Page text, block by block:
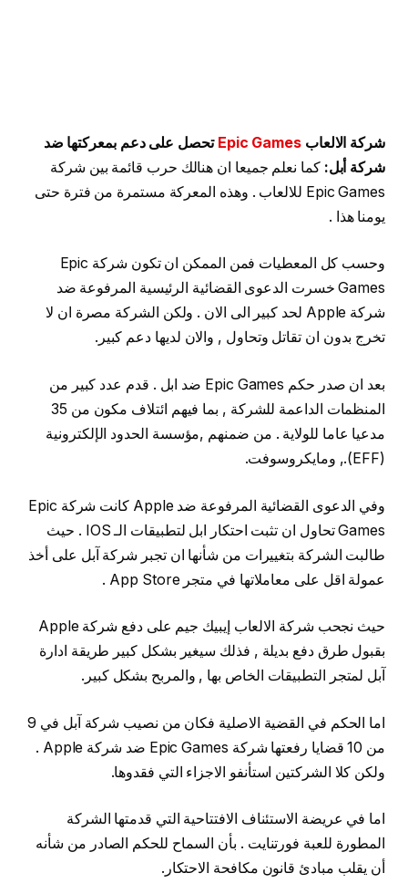
شركة الالعابEpic Games تحصل على دعم بمعركتها ضد
شركة أبل: كما نعلم جميعا ان هنالك حرب قائمة بين شركة
Epic Games للالعاب . وهذه المعركة مستمرة من فترة حتى
يومنا هذا .
وحسب كل المعطيات فمن الممكن ان تكون شركة Epic
Games خسرت الدعوى القضائية الرئيسية المرفوعة ضد
شركة Apple لحد كبير الى الان . ولكن الشركة مصرة ان لا
تخرج بدون ان تقاتل وتحاول , والان لديها دعم كبير.
بعد ان صدر حكم Epic Games ضد ابل . قدم عدد كبير من
المنظمات الداعمة للشركة , بما فيهم ائتلاف مكون من 35
مدعيا عاما للولاية . من ضمنهم ,مؤسسة الحدود الإلكترونية
(EFF)., ومايكروسوفت.
وفي الدعوى القضائية المرفوعة ضد Apple كانت شركة Epic
Games تحاول ان تثبت احتكار ابل لتطبيقات الـ IOS . حيث
طالبت الشركة بتغييرات من شأنها ان تجبر شركة آبل على أخذ
عمولة اقل على معاملاتها في متجر App Store .
حيث نجحب شركة الالعاب إيبيك جيم على دفع شركة Apple
بقبول طرق دفع بديلة , فذلك سيغير بشكل كبير طريقة ادارة
آبل لمتجر التطبيقات الخاص بها , والمربح بشكل كبير.
اما الحكم في القضية الاصلية فكان من نصيب شركة آبل في 9
من 10 قضايا رفعتها شركة Epic Games ضد شركة Apple .
ولكن كلا الشركتين استأنفو الاجزاء التي فقدوها.
اما في عريضة الاستئناف الافتتاحية التي قدمتها الشركة
المطورة للعبة فورتنايت . بأن السماح للحكم الصادر من شأنه
أن يقلب مبادئ قانون مكافحة الاحتكار.